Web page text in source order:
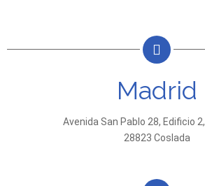
Madrid
Avenida San Pablo 28, Edificio 2,
28823 Coslada